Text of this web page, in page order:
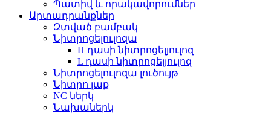
Պատիվ և որակավորումներ
Արտադրանքներ
Զտված բամբակ
Նիտրոցելուլոզա
H դասի նիտրոցելյուլոզ
L դասի նիտրոցելյուլոզ
Նիտրոցելուլոզա լուծույթ
Նիտրո լաք
NC ներկ
Նախաներկ